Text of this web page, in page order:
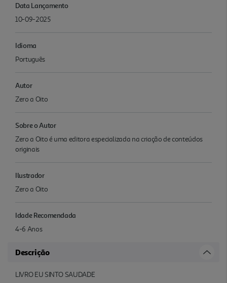
Data Lançamento
10-09-2025
Idioma
Português
Autor
Zero a Oito
Sobre o Autor
Zero a Oito é uma editora especializada na criação de conteúdos
originais
Ilustrador
Zero a Oito
Idade Recomendada
4-6 Anos
Descrição
LIVRO EU SINTO SAUDADE